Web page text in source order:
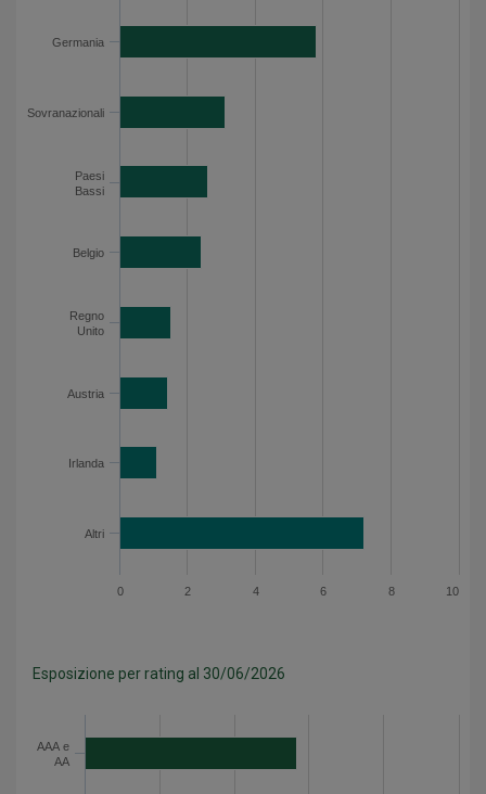
AustriaGermania
Sovranazionali
Paesi
Bassi
Belgio
Regno
Unito
Austria
Irlanda
Altri
0 2 4 6 8 10
Esposizione per rating al 30/06/2026
Categoria
AAA e AA
20
AAA e
AA